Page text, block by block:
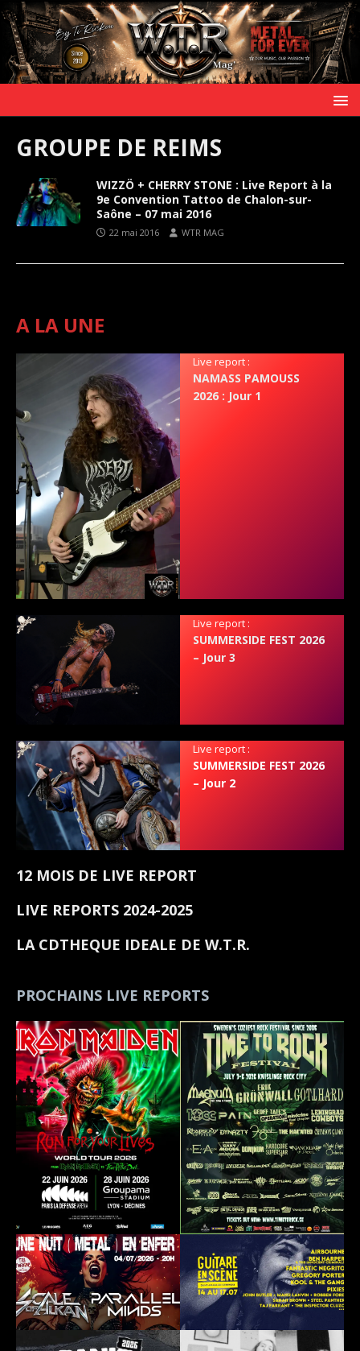
GROUPE DE REIMS
WIZZÖ + CHERRY STONE : Live Report à la
9e Convention Tattoo de Chalon-sur-
Saône – 07 mai 2016
22 mai 2016 WTR MAG
A LA UNE
Live report :
NAMASS PAMOUSS
2026 : Jour 1
Live report :
SUMMERSIDE FEST 2026
– Jour 3
Live report :
SUMMERSIDE FEST 2026
– Jour 2
12 MOIS DE LIVE REPORT
LIVE REPORTS 2024-2025
LA CDTHEQUE IDEALE DE W.T.R.
PROCHAINS LIVE REPORTS